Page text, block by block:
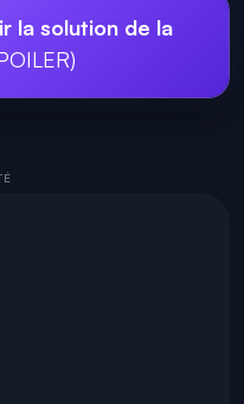
la solution de la